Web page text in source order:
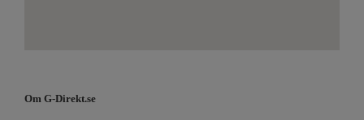
Om G-Direkt.se